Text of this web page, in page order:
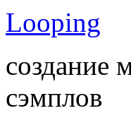
Looping
создание
сэмплов